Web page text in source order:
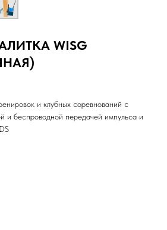
WISG
и клубных соревнований с
и беспроводной передачей импульса и